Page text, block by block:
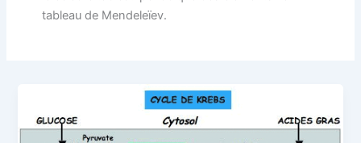
tableau de Mendeleïev.